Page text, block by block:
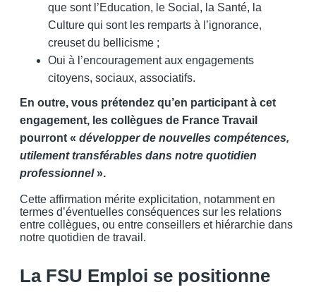
que sont l’Education, le Social, la Santé, la
Culture qui sont les remparts à l’ignorance,
creuset du bellicisme ;
Oui à l’encouragement aux engagements
citoyens, sociaux, associatifs.
En outre, vous prétendez qu’en participant à cet
engagement, les collègues de France Travail
pourront « développer de nouvelles compétences,
utilement transférables dans notre quotidien
professionnel».
Cette affirmation mérite explicitation, notamment en
termes d’éventuelles conséquences sur les relations
entre collègues, ou entre conseillers et hiérarchie dans
notre quotidien de travail.
La FSU Emploi se positionne